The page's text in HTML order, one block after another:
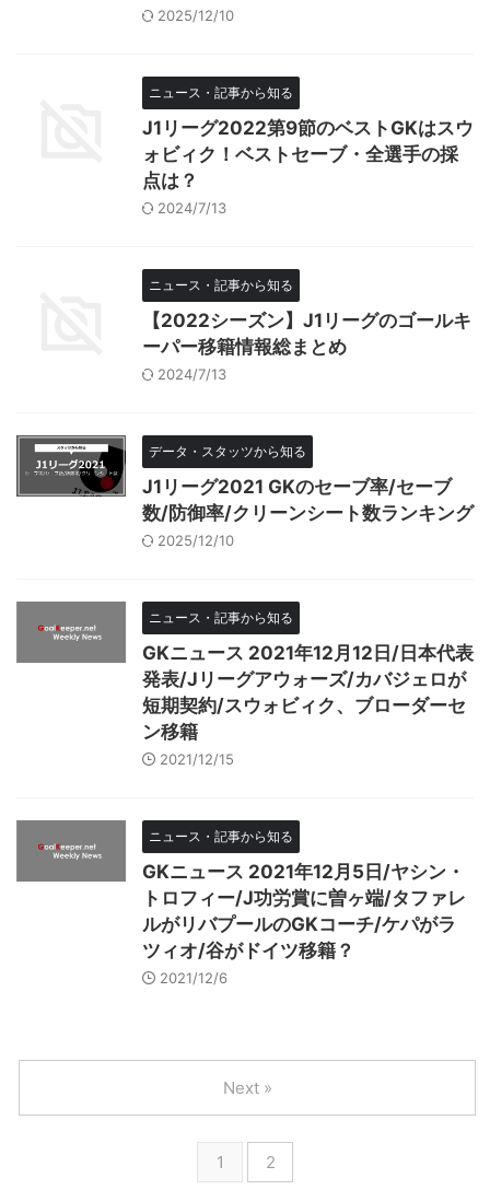
2025/12/10
ニュース・記事から知る
J1リーグ2022第9節のベストGKはスウ
ォビィク！ベストセーブ・全選手の採
点は？
2024/7/13
ニュース・記事から知る
【2022シーズン】J1リーグのゴールキ
ーパー移籍情報総まとめ
2024/7/13
データ・スタッツから知る
J1リーグ2021 GKのセーブ率/セーブ
数/防御率/クリーンシート数ランキング
2025/12/10
ニュース・記事から知る
GKニュース 2021年12月12日/日本代表
発表/Jリーグアウォーズ/カバジェロが
短期契約/スウォビィク、ブローダーセ
ン移籍
2021/12/15
ニュース・記事から知る
GKニュース 2021年12月5日/ヤシン・
トロフィー/J功労賞に曽ヶ端/タファレ
ルがリバプールのGKコーチ/ケパがラ
ツィオ/谷がドイツ移籍？
2021/12/6
1 2
Next »